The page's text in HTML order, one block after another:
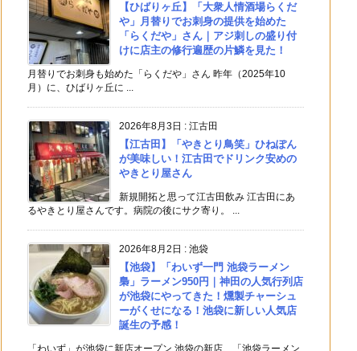
【ひばりヶ丘】「大衆人情酒場らくだ
や」月替りでお刺身の提供を始めた
「らくだや」さん｜アジ刺しの盛り付
けに店主の修行遍歴の片鱗を見た！
月替りでお刺身も始めた「らくだや」さん 昨年（2025年10
月）に、ひばりヶ丘に ...
2026年8月3日 : 江古田
【江古田】「やきとり鳥笑」ひねぽん
が美味しい！江古田でドリンク安めの
やきとり屋さん
新規開拓と思って江古田飲み 江古田にあ
るやきとり屋さんです。病院の後にサク寄り。 ...
2026年8月2日 : 池袋
【池袋】「わいず一門 池袋ラーメン
梟」ラーメン950円｜神田の人気行列店
が池袋にやってきた！燻製チャーシュ
ーがくせになる！池袋に新しい人気店
誕生の予感！